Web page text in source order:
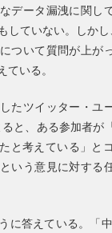
データ漏洩に関し
していない。しか
ついて質問が上が
いる。
たツイッター・ユ
と、ある参加者が
と考えている」と
いう意見に対する
に答えている。「